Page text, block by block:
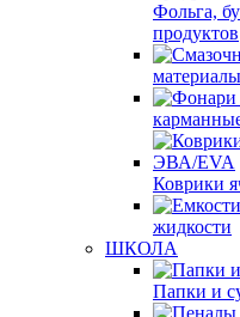
Фольга,
продуктов
материалы
Коврики
жидкости
ШКОЛА
Папки и